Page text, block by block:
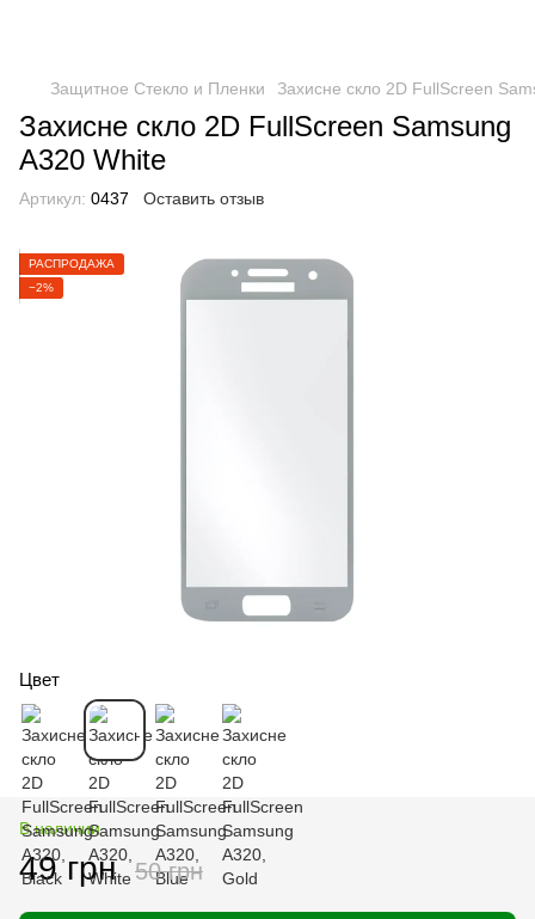
Защитное Стекло и Пленки Захисне скло 2D FullScreen
Захисне скло 2D FullScreen Samsung
A320 White
Артикул: 0437 Оставить отзыв
РАСПРОДАЖА
−2%
Цвет
В наличии
49 грн 50 грн